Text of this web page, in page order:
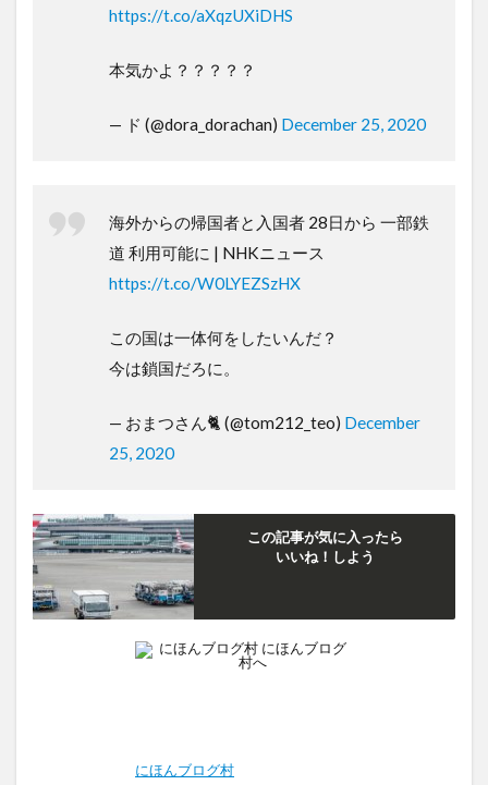
https://t.co/aXqzUXiDHS
本気かよ？？？？？
— ド (@dora_dorachan) December 25, 2020
海外からの帰国者と入国者 28日から 一部鉄
道 利用可能に | NHKニュース
https://t.co/W0LYEZSzHX
この国は一体何をしたいんだ？
今は鎖国だろに。
— おまつさん🐈 (@tom212_teo) December
25, 2020
この記事が気に入ったら
いいね！しよう
にほんブログ村